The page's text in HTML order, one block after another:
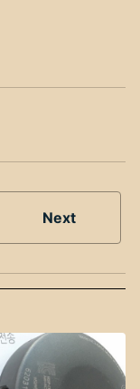
Next